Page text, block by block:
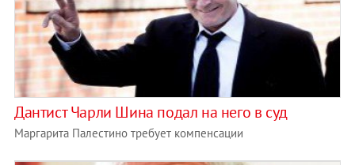
Дантист Чарли Шина подал на него в суд
Маргарита Палестино требует компенсации